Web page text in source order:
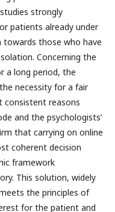
strongly
patients already under
those who have
Concerning the
a long period, the
necessity for a fair
consistent reasons
and the psychologists’
that carrying on online
coherent decision
framework
This solution, widely
the principles of
for the patient and